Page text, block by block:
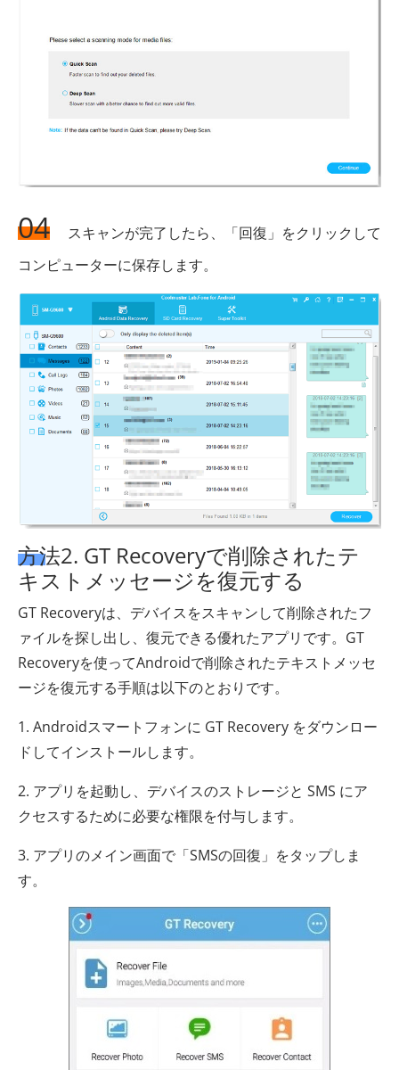
04
スキャンが完了したら、「回復」をクリックして
コンピューターに保存します。
方法2. GT Recoveryで削除されたテ
キストメッセージを復元する
GT Recoveryは、デバイスをスキャンして削除されたフ
ァイルを探し出し、復元できる優れたアプリです。GT
Recoveryを使ってAndroidで削除されたテキストメッセ
ージを復元する手順は以下のとおりです。
1. Androidスマートフォンに GT Recovery をダウンロー
ドしてインストールします。
2. アプリを起動し、デバイスのストレージと SMS にア
クセスするために必要な権限を付与します。
3. アプリのメイン画面で「SMSの回復」をタップしま
す。